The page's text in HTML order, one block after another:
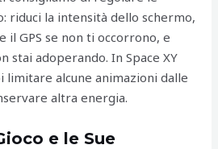
riduci la intensità dello schermo,
il GPS se non ti occorrono, e
stai adoperando. In Space XY
limitare alcune animazioni dalle
altra energia.
e le Sue